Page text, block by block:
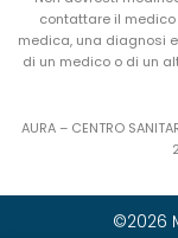
contattare il
medica, una diagnosi
di un medico o di un
AURA – CENTRO
©2026